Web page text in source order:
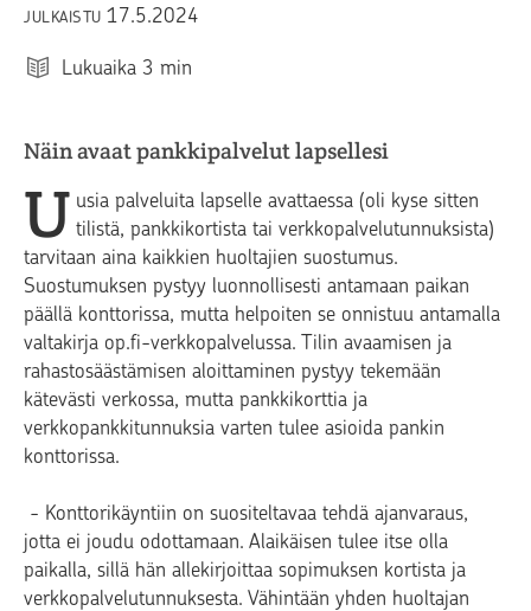
JULKAISTU 17.5.2024
Lukuaika 3 min
Näin avaat pankkipalvelut lapsellesi
U usia palveluita lapselle avattaessa (oli kyse sitten
tilistä, pankkikortista tai verkkopalvelutunnuksista)
tarvitaan aina kaikkien huoltajien suostumus.
Suostumuksen pystyy luonnollisesti antamaan paikan
päällä konttorissa, mutta helpoiten se onnistuu antamalla
valtakirja op.fi-verkkopalvelussa. Tilin avaamisen ja
rahastosäästämisen aloittaminen pystyy tekemään
kätevästi verkossa, mutta pankkikorttia ja
verkkopankkitunnuksia varten tulee asioida pankin
konttorissa.
- Konttorikäyntiin on suositeltavaa tehdä ajanvaraus,
jotta ei joudu odottamaan. Alaikäisen tulee itse olla
paikalla, sillä hän allekirjoittaa sopimuksen kortista ja
verkkopalvelutunnuksesta. Vähintään yhden huoltajan